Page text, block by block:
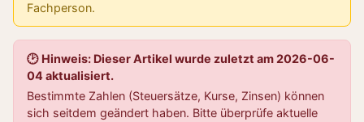
Fachperson.
🕑 Hinweis: Dieser Artikel wurde zuletzt am 2026-06-
04 aktualisiert.
Bestimmte Zahlen (Steuersätze, Kurse, Zinsen) können
sich seitdem geändert haben. Bitte überprüfe aktuelle